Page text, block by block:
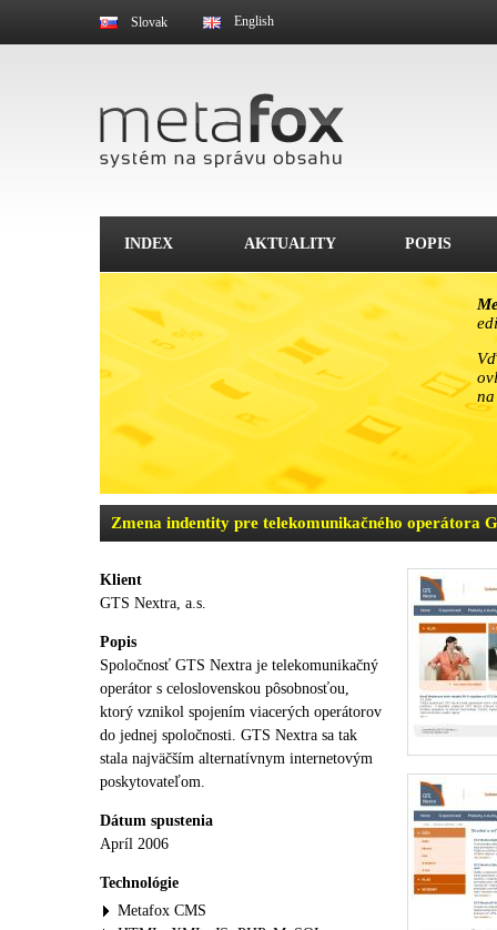
Slovak English
INDEX AKTUALITY POPIS
Zmena indentity pre telekomunikačného operátora
Klient
GTS Nextra, a.s.
Popis
Spoločnosť GTS Nextra je telekomunikačný
operátor s celoslovenskou pôsobnosťou,
ktorý vznikol spojením viacerých operátorov
do jednej spoločnosti. GTS Nextra sa tak
stala najväčším alternatívnym internetovým
poskytovateľom.
Dátum spustenia
Apríl 2006
Technológie
Metafox CMS